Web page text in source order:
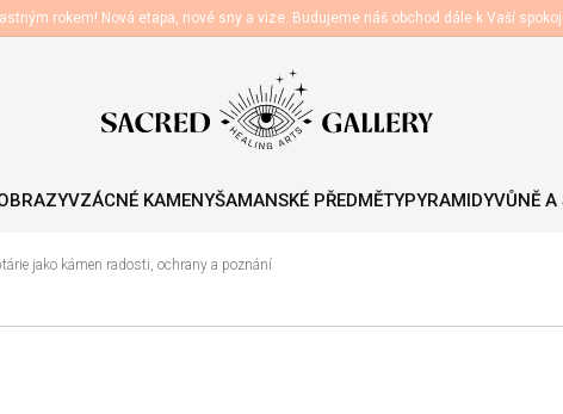
rokem! Nová etapa, nové sny a vize. Budujeme náš obchod dále k Vaší
VZÁCNÉ KAMENYŠAMANSKÉ PŘEDMĚTYPYRAMIDYVŮNĚ A
jako kámen radosti, ochrany a poznání